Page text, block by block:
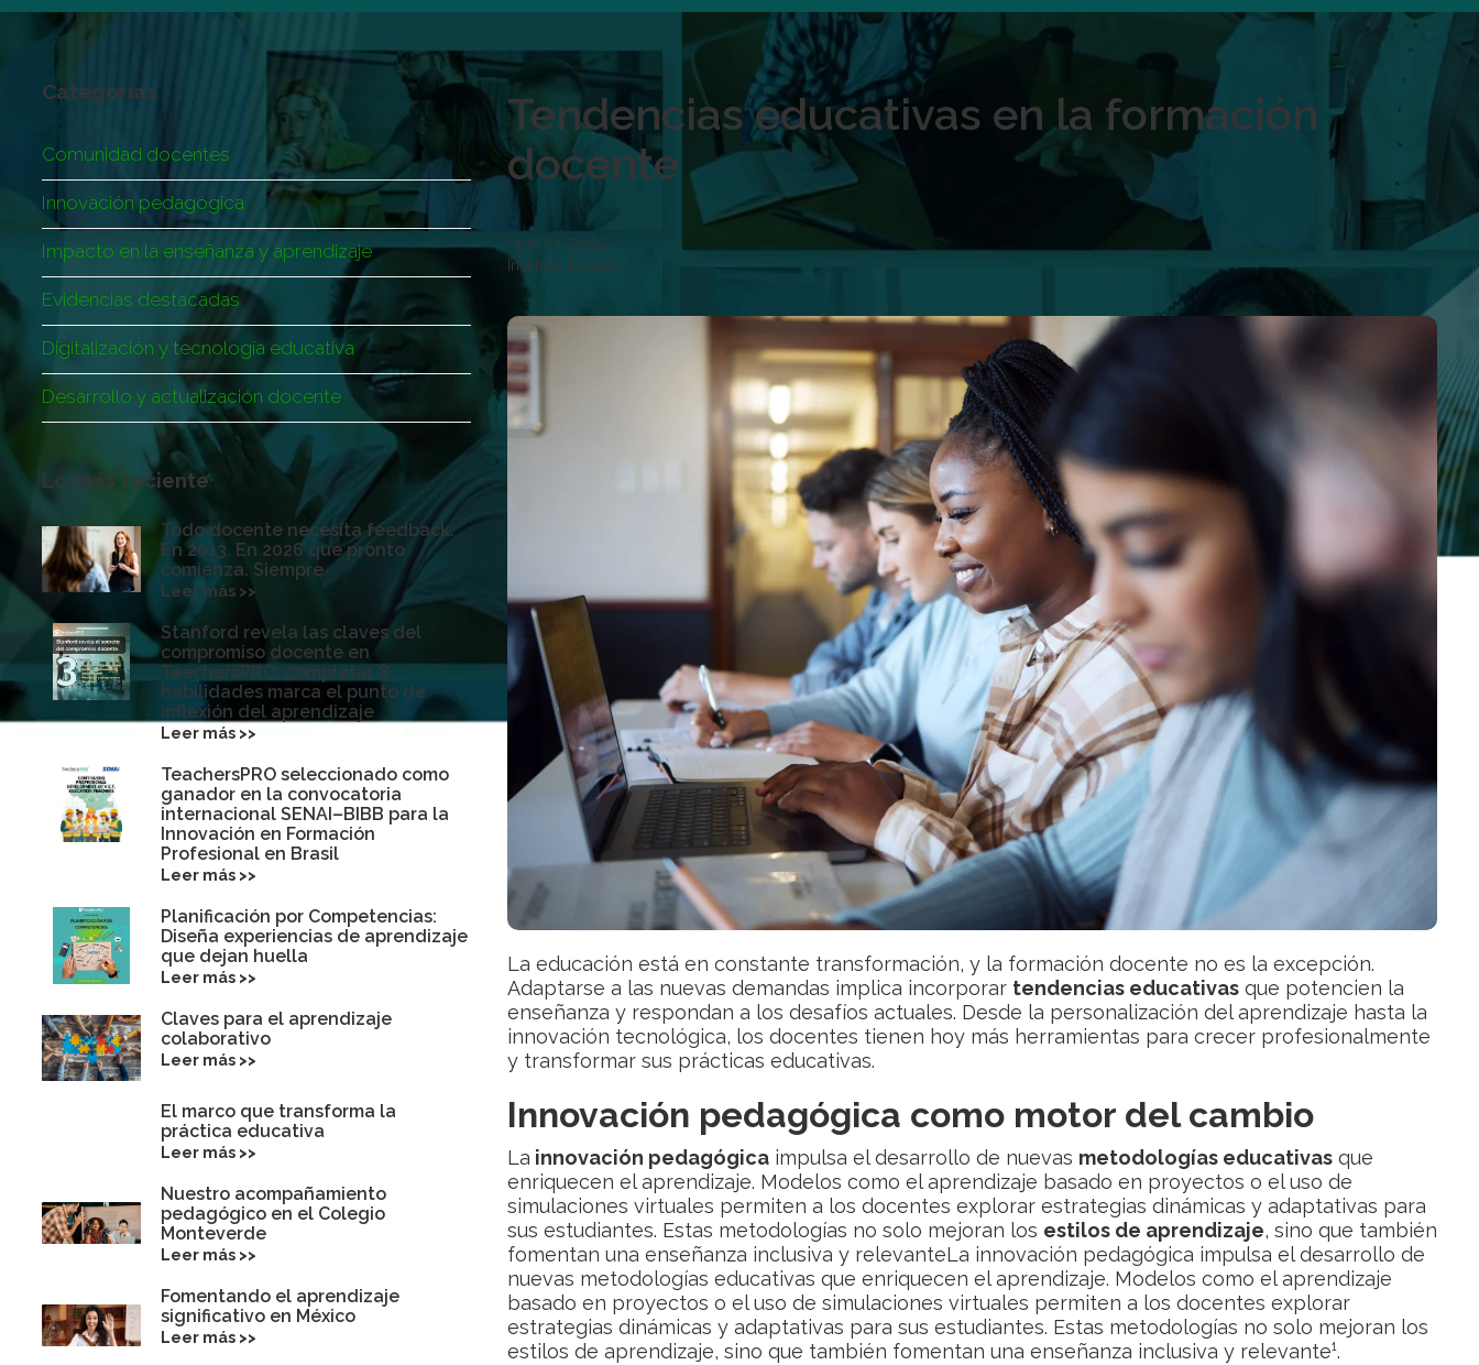
Categorías
Comunidad docentes
Innovación pedagógica
Impacto en la enseñanza y aprendizaje
Evidencias destacadas
Digitalización y tecnología educativa
Desarrollo y actualización docente
Lo más reciente
Todo docente necesita feedback.
En 2013. En 2026 que pronto
comienza. Siempre
Leer más >>
Stanford revela las claves del
compromiso docente en
TeachersPRO: completar 8
habilidades marca el punto de
inflexión del aprendizaje
Leer más >>
TeachersPRO seleccionado como
ganador en la convocatoria
internacional SENAI–BIBB para la
Innovación en Formación
Profesional en Brasil
Leer más >>
Planificación por Competencias:
Diseña experiencias de aprendizaje
que dejan huella
Leer más >>
Claves para el aprendizaje
colaborativo
Leer más >>
El marco que transforma la
práctica educativa
Leer más >>
Nuestro acompañamiento
pedagógico en el Colegio
Monteverde
Leer más >>
Fomentando el aprendizaje
significativo en México
Leer más >>
Tendencias educativas en la formación
docente
April 24, 2025
Instituto Escalae
La educación está en constante transformación, y la formación docente no es la excepción.
Adaptarse a las nuevas demandas implica incorporar tendencias educativasque potencien la
enseñanza y respondan a los desafíos actuales. Desde la personalización del aprendizaje hasta la
innovación tecnológica, los docentes tienen hoy más herramientas para crecer profesionalmente
y transformar sus prácticas educativas.
Innovación pedagógica como motor del cambio
La innovación pedagógicaimpulsa el desarrollo de nuevas metodologías educativasque
enriquecen el aprendizaje. Modelos como el aprendizaje basado en proyectos o el uso de
simulaciones virtuales permiten a los docentes explorar estrategias dinámicas y adaptativas para
sus estudiantes. Estas metodologías no solo mejoran los estilos de aprendizaje, sino que también
fomentan una enseñanza inclusiva y relevanteLa innovación pedagógica impulsa el desarrollo de
nuevas metodologías educativas que enriquecen el aprendizaje. Modelos como el aprendizaje
basado en proyectos o el uso de simulaciones virtuales permiten a los docentes explorar
estrategias dinámicas y adaptativas para sus estudiantes. Estas metodologías no solo mejoran los
estilos de aprendizaje, sino que también fomentan una enseñanza inclusiva y relevante¹.